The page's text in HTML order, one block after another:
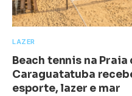
LAZER
Beach tennis na Praia
Caraguatatuba
esporte, lazer e mar